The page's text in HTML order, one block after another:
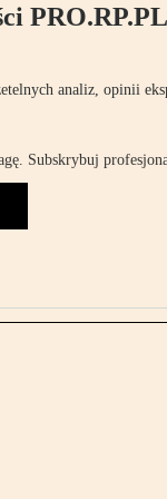
analiz, opinii
Subskrybuj